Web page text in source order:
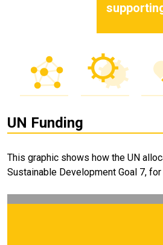
UN Funding
This graphic shows how the UN
Sustainable Development Goal 7,